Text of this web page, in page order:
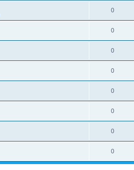
0
0
0
0
0
0
0
0